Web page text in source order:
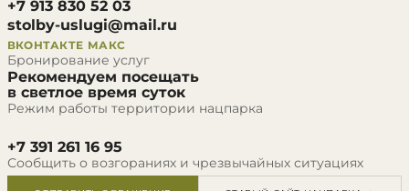
+7 913 830 52 03
stolby-uslugi@mail.ru
ВКОНТАКТЕ МАКС
Бронирование услуг
Рекомендуем посещать
в светлое время суток
Режим работы территории нацпарка
+7 391 261 16 95
Сообщить о возгораниях и чрезвычайных ситуациях